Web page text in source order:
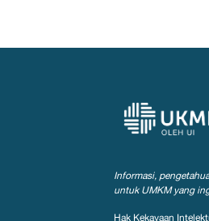
Informasi,
untuk UMKM yang
Hak Kekayaan